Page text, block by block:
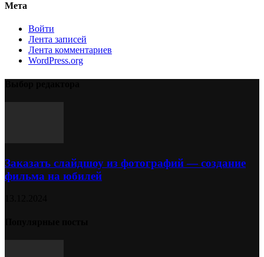
Мета
Войти
Лента записей
Лента комментариев
WordPress.org
Заказать слайдшоу из фотографий — создание
фильма на юбилей